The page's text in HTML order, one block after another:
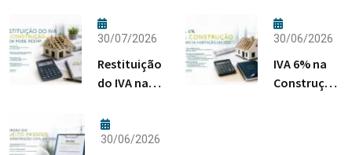
30/07/2026
Restituição
do IVA na
Quem Pode
Pedir?
30/06/2026
IVA 6% na
Construção:
30/06/2026